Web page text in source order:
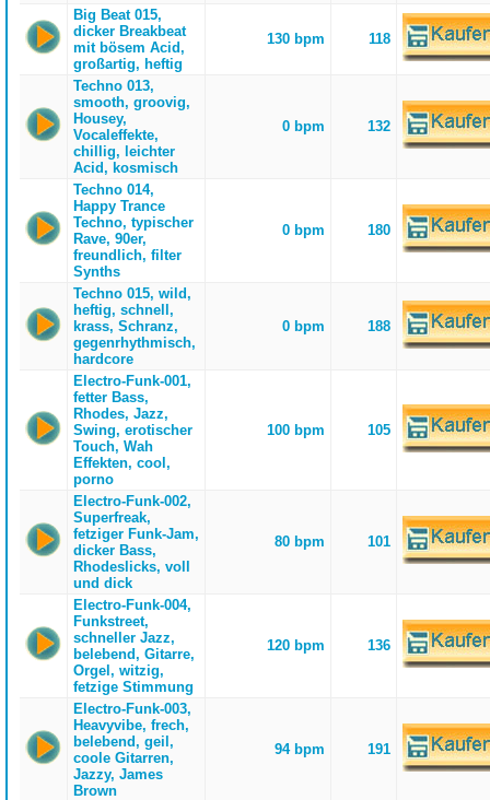
Big Beat 015,
dicker Breakbeat
mit bösem Acid,
großartig, heftig
130 bpm 118
Techno 013,
smooth, groovig,
Housey,
Vocaleffekte,
chillig, leichter
Acid, kosmisch
0 bpm 132
Techno 014,
Happy Trance
Techno, typischer
Rave, 90er,
freundlich, filter
Synths
0 bpm 180
Techno 015, wild,
heftig, schnell,
krass, Schranz,
gegenrhythmisch,
hardcore
0 bpm 188
Electro-Funk-001,
fetter Bass,
Rhodes, Jazz,
Swing, erotischer
Touch, Wah
Effekten, cool,
porno
100 bpm 105
Electro-Funk-002,
Superfreak,
fetziger Funk-Jam,
dicker Bass,
Rhodeslicks, voll
und dick
80 bpm 101
Electro-Funk-004,
Funkstreet,
schneller Jazz,
belebend, Gitarre,
Orgel, witzig,
fetzige Stimmung
120 bpm 136
Electro-Funk-003,
Heavyvibe, frech,
belebend, geil,
coole Gitarren,
Jazzy, James
Brown
94 bpm 191